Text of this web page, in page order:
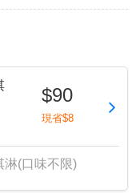
$90
現省$8
淋(口味不限)